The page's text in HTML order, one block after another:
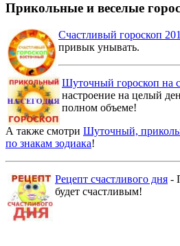
Прикольные и веселые
Счастливый гороскоп
привык унывать.
Шуточный гороскоп на
настроение на целый
полном объеме!
А также смотри Шуточный,
по знакам зодиака!
Рецепт счастливого дня -
будет счастливым!